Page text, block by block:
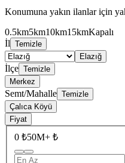
Konumuna yakın ilanlar için
0.5km5km10km15kmKapalı
İl Temizle
Elazığ
İlçe Temizle
Merkez
Semt/Mahalle Temizle
Çalıca Köyü
Fiyat
0 ₺50M+ ₺